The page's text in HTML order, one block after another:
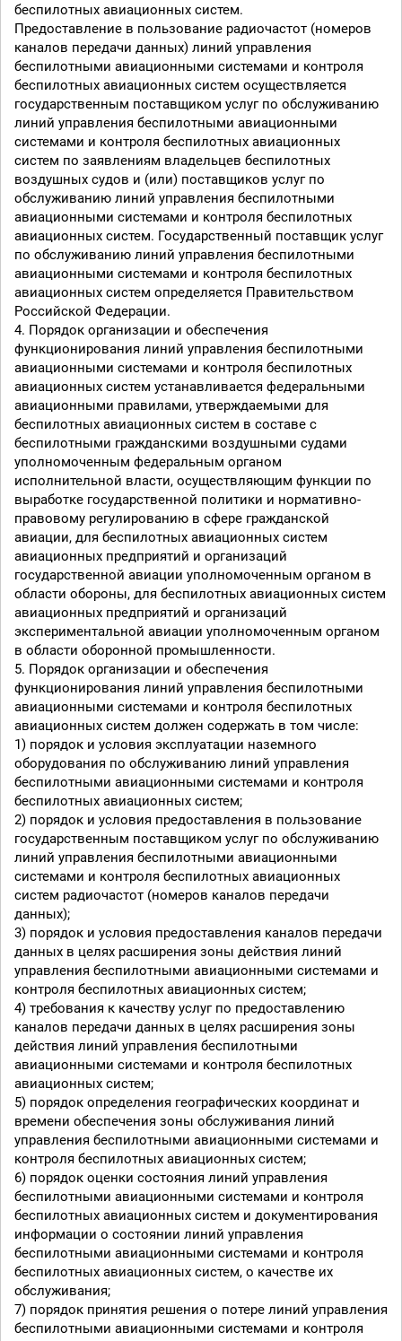
беспилотных авиационных систем.
Предоставление в пользование радиочастот (номеров
каналов передачи данных) линий управления
беспилотными авиационными системами и контроля
беспилотных авиационных систем осуществляется
государственным поставщиком услуг по обслуживанию
линий управления беспилотными авиационными
системами и контроля беспилотных авиационных
систем по заявлениям владельцев беспилотных
воздушных судов и (или) поставщиков услуг по
обслуживанию линий управления беспилотными
авиационными системами и контроля беспилотных
авиационных систем. Государственный поставщик услуг
по обслуживанию линий управления беспилотными
авиационными системами и контроля беспилотных
авиационных систем определяется Правительством
Российской Федерации.
4. Порядок организации и обеспечения
функционирования линий управления беспилотными
авиационными системами и контроля беспилотных
авиационных систем устанавливается федеральными
авиационными правилами, утверждаемыми для
беспилотных авиационных систем в составе с
беспилотными гражданскими воздушными судами
уполномоченным федеральным органом
исполнительной власти, осуществляющим функции по
выработке государственной политики и нормативно-
правовому регулированию в сфере гражданской
авиации, для беспилотных авиационных систем
авиационных предприятий и организаций
государственной авиации уполномоченным органом в
области обороны, для беспилотных авиационных систем
авиационных предприятий и организаций
экспериментальной авиации уполномоченным органом
в области оборонной промышленности.
5. Порядок организации и обеспечения
функционирования линий управления беспилотными
авиационными системами и контроля беспилотных
авиационных систем должен содержать в том числе:
1) порядок и условия эксплуатации наземного
оборудования по обслуживанию линий управления
беспилотными авиационными системами и контроля
беспилотных авиационных систем;
2) порядок и условия предоставления в пользование
государственным поставщиком услуг по обслуживанию
линий управления беспилотными авиационными
системами и контроля беспилотных авиационных
систем радиочастот (номеров каналов передачи
данных);
3) порядок и условия предоставления каналов передачи
данных в целях расширения зоны действия линий
управления беспилотными авиационными системами и
контроля беспилотных авиационных систем;
4) требования к качеству услуг по предоставлению
каналов передачи данных в целях расширения зоны
действия линий управления беспилотными
авиационными системами и контроля беспилотных
авиационных систем;
5) порядок определения географических координат и
времени обеспечения зоны обслуживания линий
управления беспилотными авиационными системами и
контроля беспилотных авиационных систем;
6) порядок оценки состояния линий управления
беспилотными авиационными системами и контроля
беспилотных авиационных систем и документирования
информации о состоянии линий управления
беспилотными авиационными системами и контроля
беспилотных авиационных систем, о качестве их
обслуживания;
7) порядок принятия решения о потере линий управления
беспилотными авиационными системами и контроля